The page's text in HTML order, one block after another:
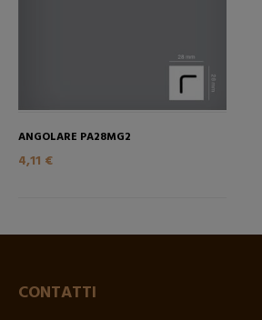
ANGOLARE PA28MG2
4,11 €
CONTATTI